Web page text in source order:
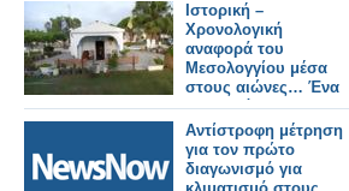
Ιστορική –
Χρονολογική
αναφορά του
Μεσολογγίου μέσα
στους αιώνες… Ένα
ευλαβικό
προσκύνημα στους
αθάνατους νεκρούς…
200 χρόνια μετά, 10
Απριλίου 1826 – 10
Αντίστροφη μέτρηση
για τον πρώτο
διαγωνισμό για